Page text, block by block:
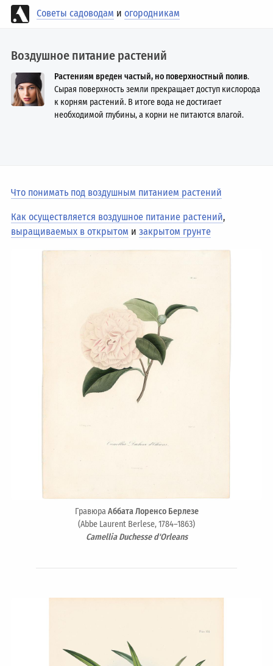
Советы садоводам иогородникам
Воздушное питание растений
Растениям вреден частый, но поверхностный полив.
Сырая поверхность земли прекращает доступ кислорода
к корням растений. В итоге вода не достигает
необходимой глубины, а корни не питаются влагой.
Что понимать под воздушным питанием растений
Как осуществляется воздушное питание растений,
выращиваемых в открытом изакрытом грунте
ГравюраАббата Лоренсо Берлезе
(Abbe Laurent Berlese, 1784–1863)
Camellia Duchesse d'Orleans